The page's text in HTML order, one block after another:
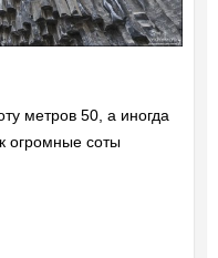
метров 50, а иногда
огромные соты